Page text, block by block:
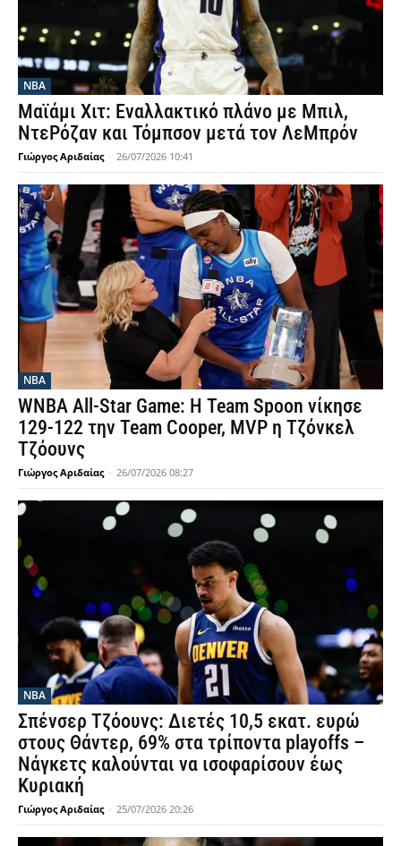
NBA
Μαϊάμι Χιτ: Εναλλακτικό πλάνο με Μπιλ,
ΝτεΡόζαν και Τόμπσον μετά τον ΛεΜπρόν
Γιώργος Αριδαίας - 26/07/2026 10:41
NBA
WNBA All-Star Game: Η Team Spoon νίκησε
129-122 την Team Cooper, MVP η Τζόνκελ
Τζόουνς
Γιώργος Αριδαίας - 26/07/2026 08:27
NBA
Σπένσερ Τζόουνς: Διετές 10,5 εκατ. ευρώ
στους Θάντερ, 69% στα τρίποντα playoffs –
Νάγκετς καλούνται να ισοφαρίσουν έως
Κυριακή
Γιώργος Αριδαίας - 25/07/2026 20:26